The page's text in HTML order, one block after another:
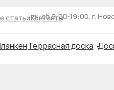
статьиКонтакты
пн-сб 9:00-19:00, г.
Террасная доска